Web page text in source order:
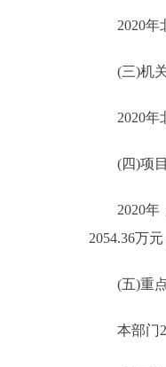
2020年北
(三)机关
2020年北
(四)项目
2020年，
2054.36万
(五)重点
本部门